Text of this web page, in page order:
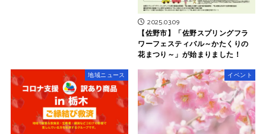
2025.03.09
【佐野市】「佐野スプリングフラ
ワーフェスティバル～かたくりの
花まつり～」が始まりました！
地域ニュース イベント